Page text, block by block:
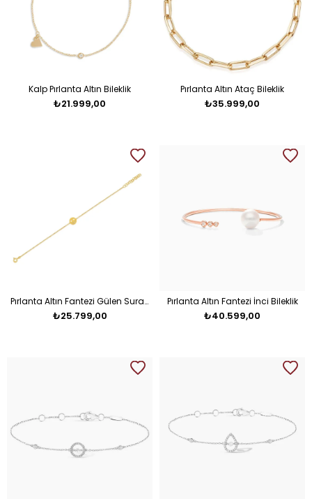
Kalp Pırlanta Altın Bileklik
₺21.999,00
Pırlanta Altın Ataç Bileklik
₺35.999,00
Pırlanta Altın Fantezi Gülen Surat Bileklik
₺25.799,00
Pırlanta Altın Fantezi İnci Bileklik
₺40.599,00